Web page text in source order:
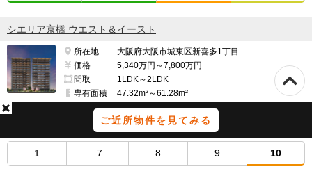
ご近所物件を見てみる
1 7 8 9 10
シエリア京橋 ウエスト＆イースト
所在地
大阪府大阪市城東区新喜多1丁目
価格
5,340万円～7,800万円
間取
1LDK～2LDK
専有面積
47.32m²～61.28m²
総戸数
116戸
大阪環状線 京橋 駅 徒歩3分
公式サイト まとめ